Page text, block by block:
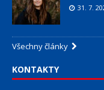
31. 7.
Všechny články
KONTAKTY